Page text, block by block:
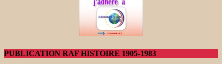
PUBLICATION RAF HISTOIRE 1905-1983